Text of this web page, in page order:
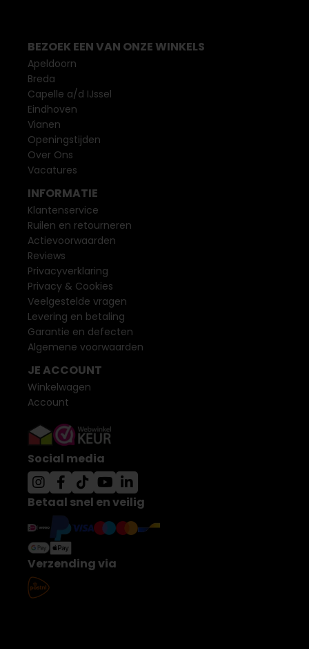
BEZOEK EEN VAN ONZE WINKELS
Apeldoorn
Breda
Capelle a/d IJssel
Eindhoven
Vianen
Openingstijden
Over Ons
Vacatures
INFORMATIE
Klantenservice
Ruilen en retourneren
Actievoorwaarden
Reviews
Privacyverklaring
Privacy & Cookies
Veelgestelde vragen
Levering en betaling
Garantie en defecten
Algemene voorwaarden
JE ACCOUNT
Winkelwagen
Account
Social media
Betaal snel en veilig
Verzending via